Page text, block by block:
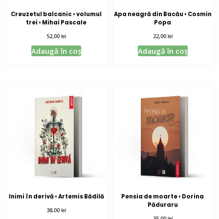
Creuzetul balcanic • volumul
trei • Mihai Pascale
52,00lei
Adaugă în coș
Apa neagră din Bacău • Cosmin
Popa
22,00 lei
Adaugă în coș
Inimi în derivă • Artemis Bădilă
38,00lei
Pensia de moarte • Dorina
Păduraru